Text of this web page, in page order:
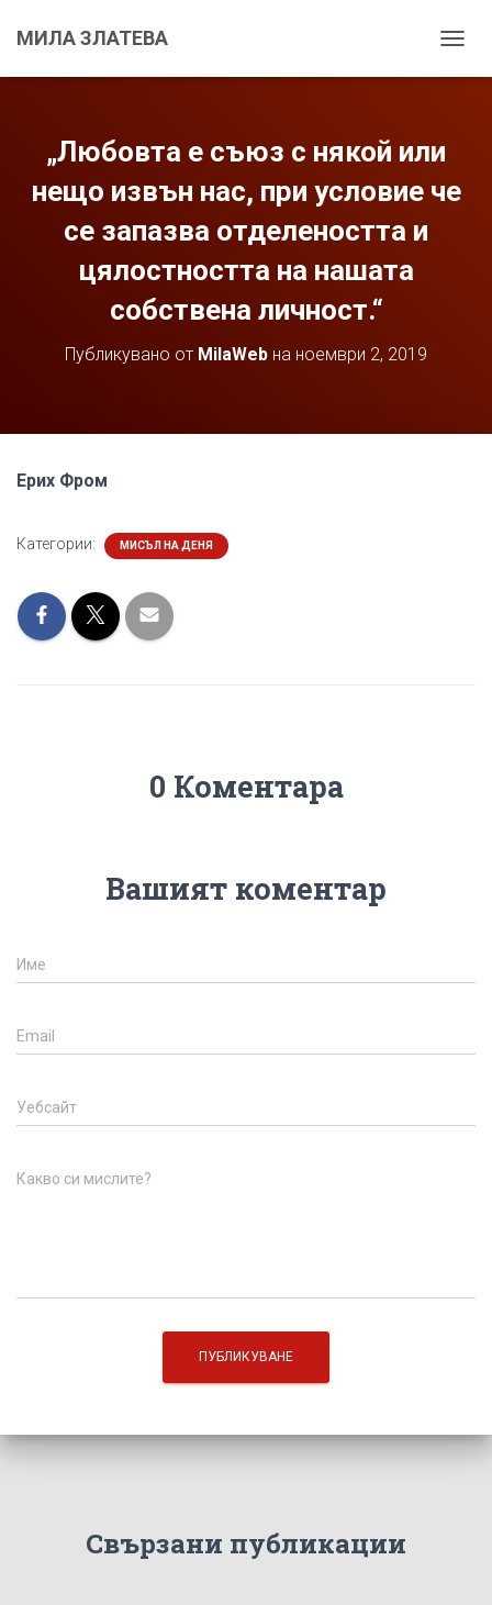
МИЛА ЗЛАТЕВА
Г
Н
Т
„Любовта е съюз с някой или
нещо извън нас, при условие че
се запазва отделеността и
цялостността на нашата
собствена личност.“
Публикувано от MilaWeb на ноември 2, 2019
Ерих Фром
Категории: МИСЪЛ НА ДЕНЯ
0 Коментара
Вашият коментар
Име
Email
Уебсайт
Какво си мислите?
Свързани публикации